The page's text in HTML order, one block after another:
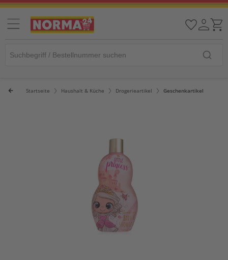
Startseite Haushalt & Küche Drogerieartikel Geschenkartikel